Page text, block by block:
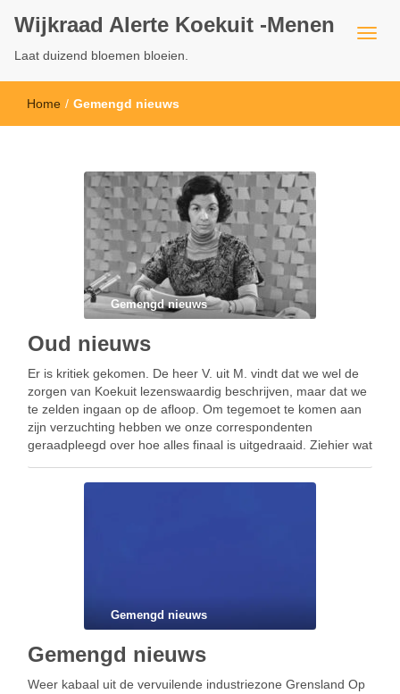
Wijkraad Alerte Koekuit -Menen
Laat duizend bloemen bloeien.
Home / Gemengd nieuws
Gemengd nieuws
Oud nieuws
Er is kritiek gekomen. De heer V. uit M. vindt dat we wel de
zorgen van Koekuit lezenswaardig beschrijven, maar dat we
te zelden ingaan op de afloop. Om tegemoet te komen aan
zijn verzuchting hebben we onze correspondenten
geraadpleegd over hoe alles finaal is uitgedraaid. Ziehier wat
Gemengd nieuws
Gemengd nieuws
Weer kabaal uit de vervuilende industriezone Grensland Op